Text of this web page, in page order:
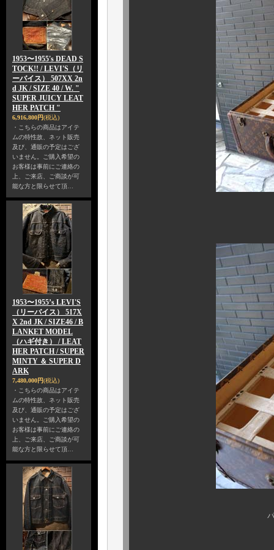
1953〜1955's DEAD S
TOCK!! / LEVI'S（リ
ーバイス） 507XX 2n
d JK / SIZE 40 / W. "
SUPER JUICY LEAT
HER PATCH "
6,916,800円(税込)
・こちらの商品はアイテ
ムの特性故、ネット販売
及び、通販の予定はござ
いません。ご購入希望の
お客様は事前にご連絡の
上、ご来店、ご商談が可
能な方と限らせて頂…
1953〜1955’s LEVI'S
（リーバイス） 517X
X 2nd JK / SIZE46 / B
LANKET MODEL
（ハギ付き） / LEAT
HER PATCH / SUPER
MINTY ＆ SUPER D
ARK
7,480,000円(税込)
・こちらの商品はアイテ
ムの特性故、ネット販売
及び、通販の予定はござ
いません。ご購入希望の
お客様は事前にご連絡の
上、ご来店、ご商談が可
能な方と限らせて頂…
パーツ交換や欠損